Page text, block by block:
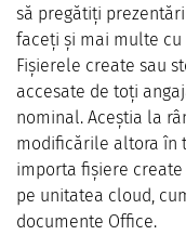
să pregătiți
faceți și mai multe
Fișierele create sau
accesate de toți
nominal. Aceștia la
modificările altora în
importa fișiere
pe unitatea cloud,
documente Office.